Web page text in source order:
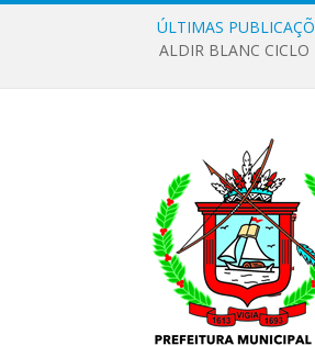
ÚLTIMAS
ALDIR BLANC CICLO